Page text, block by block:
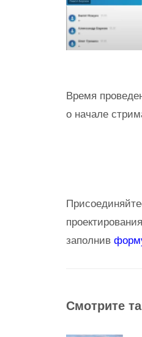
Время
о начале
заполнив
Смотрите